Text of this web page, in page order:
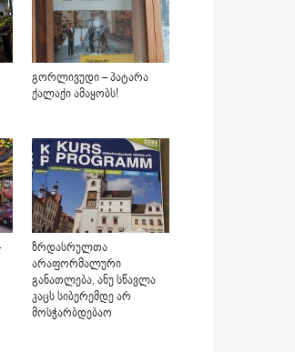
გორლივუდი – პატარა
ქალაქი ამაყობს!
ზრდასრულთა
არაფორმალური
განათლება, ანუ სწავლა
კაცს სიბერემდე არ
მოსჭარბდებაო